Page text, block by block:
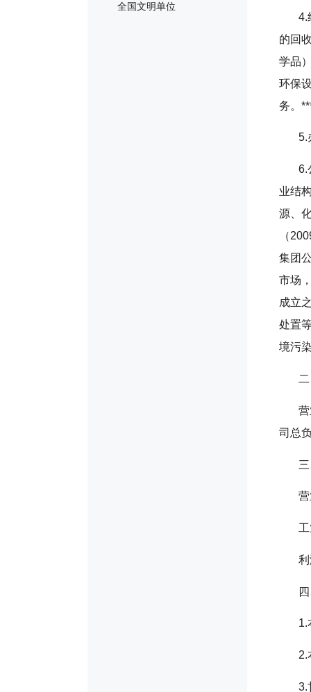
全国文明单位
4.
的回
学品
环保
务。
5.
6.
业结
源、
（
集团
市场
成立
处置
境污
司总
1.
2.
3.